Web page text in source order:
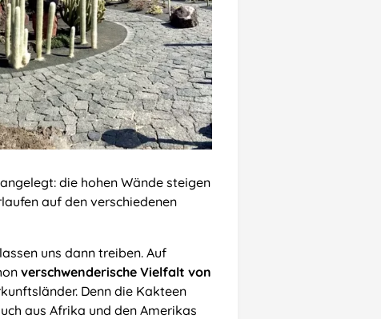
die hohen Wände steigen
auf den verschiedenen
uns dann treiben. Auf
verschwenderische Vielfalt von
Denn die Kakteen
aus Afrika und den Amerikas